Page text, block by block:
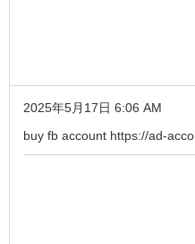
2025年5月17日 6:06 AM
buy fb account https://ad-